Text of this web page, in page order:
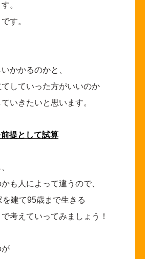
。
す。
かかるのかと、
していった方がいいのか
いきたいと思います。
提として試算
も人によって違うので、
建て95歳まで生きる
考えていってみましょう！
が